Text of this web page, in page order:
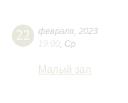
22 февраля 2023
19:00 Ср
Малый зал